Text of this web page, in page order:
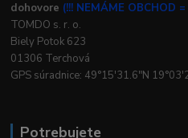
dohovore (!!! NEMÁME OBCHOD
TOMDO s. r. o.
Biely Potok 623
01306 Terchová
GPS súradnice: 49°15'31.6"N
Potrebujete